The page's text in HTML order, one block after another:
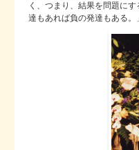
く、つまり、結果を問題に
達もあれば負の発達もある。